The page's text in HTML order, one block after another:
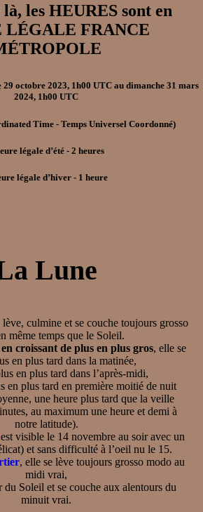
les HEURES sont en
LÉGALE FRANCE
29 octobre 2023, 1h00 UTC au dimanche 31 mars
2024, 1h00 UTC
Time - Temps Universel Coordonné)
légale d’été - 2 heures
légale d’hiver - 1 heure
Lune
lève, culmine et se couche toujours grosso
même temps que le Soleil.
en croissant de plus en plus gros, elle se
en plus tard dans la matinée,
en plus tard dans l’après-midi,
en plus tard en première moitié de nuit
une heure plus tard que la veille
au maximum une heure et demi à
notre latitude).
visible le 14 novembre au soir avec un
et sans difficulté à l’oeil nu le 15.
, elle se lève toujours grosso modo au
midi vrai,
du Soleil et se couche aux alentours du
minuit vrai.